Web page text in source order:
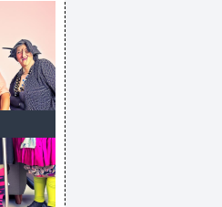
hogs
moeras
boer jom
over
of stront
is hard
lach